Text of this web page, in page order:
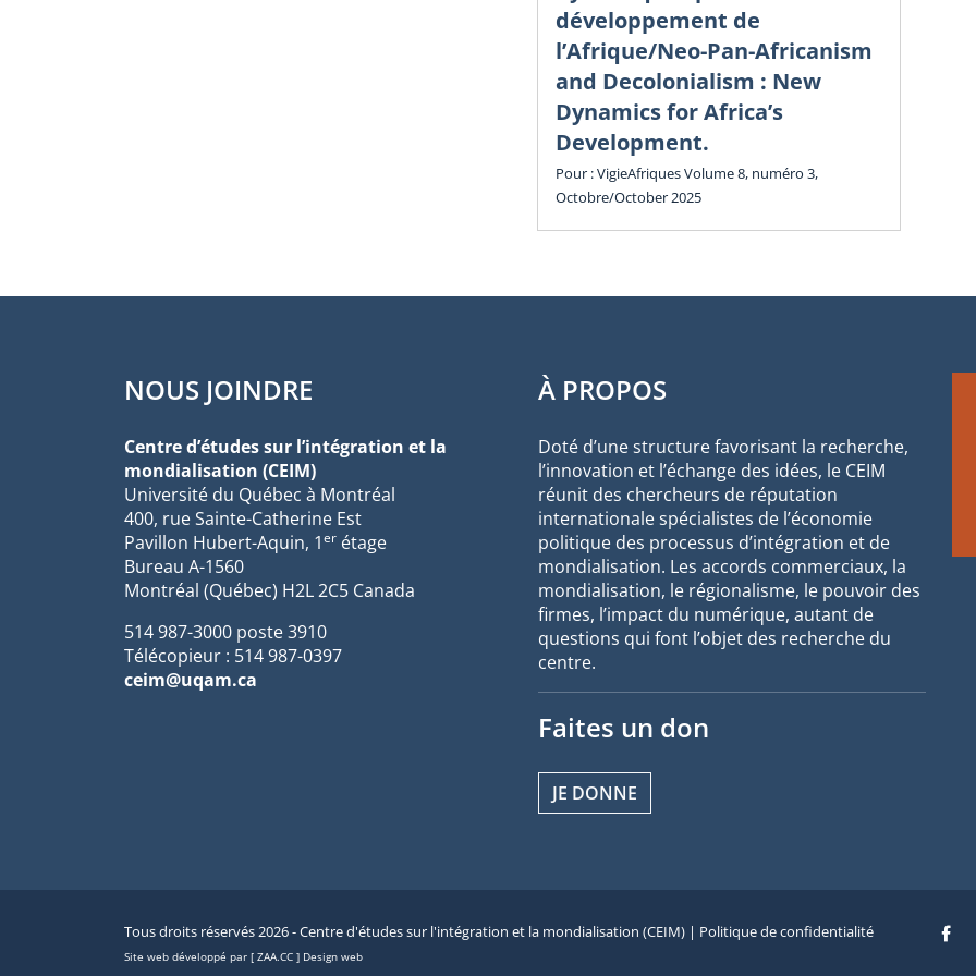
développement de
l’Afrique/Neo-Pan-Africanism
and Decolonialism : New
Dynamics for Africa’s
Development.
Pour : VigieAfriques Volume 8, numéro 3,
Octobre/October 2025
NOUS JOINDRE
Centre d’études sur l’intégration et la
mondialisation (CEIM)
Université du Québec à Montréal
400, rue Sainte-Catherine Est
Pavillon Hubert-Aquin, 1er étage
Bureau A-1560
Montréal (Québec) H2L 2C5 Canada
514 987-3000 poste 3910
Télécopieur : 514 987-0397
ceim@uqam.ca
À PROPOS
Doté d’une structure favorisant la recherche,
l’innovation et l’échange des idées, le CEIM
réunit des chercheurs de réputation
internationale spécialistes de l’économie
politique des processus d’intégration et de
mondialisation. Les accords commerciaux, la
mondialisation, le régionalisme, le pouvoir des
firmes, l’impact du numérique, autant de
questions qui font l’objet des recherche du
centre.
Faites un don
JE DONNE
Tous droits réservés 2026 - Centre d'études sur l'intégration et la mondialisation (CEIM) | Politique de confidentialité
Site web développé par [ ZAA.CC ] Design web